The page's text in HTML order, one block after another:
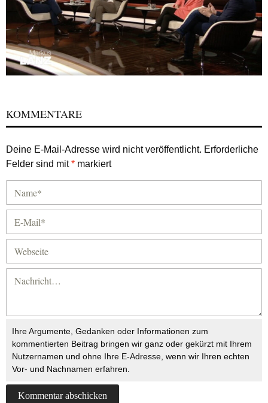
KOMMENTARE
Deine E-Mail-Adresse wird nicht veröffentlicht. Erforderliche
Felder sind mit* markiert
Ihre Argumente, Gedanken oder Informationen zum
kommentierten Beitrag bringen wir ganz oder gekürzt mit Ihrem
Nutzernamen und ohne Ihre E-Adresse, wenn wir Ihren echten
Vor- und Nachnamen erfahren.